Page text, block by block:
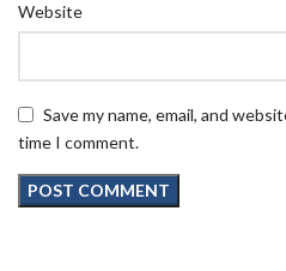
Website
Save my name, email, and
time I comment.